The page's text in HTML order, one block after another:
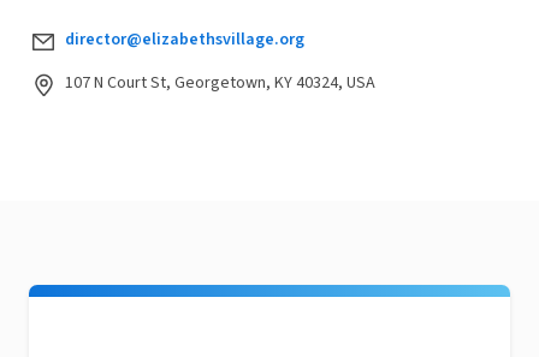
director@elizabethsvillage.org
107 N Court St, Georgetown, KY 40324, USA